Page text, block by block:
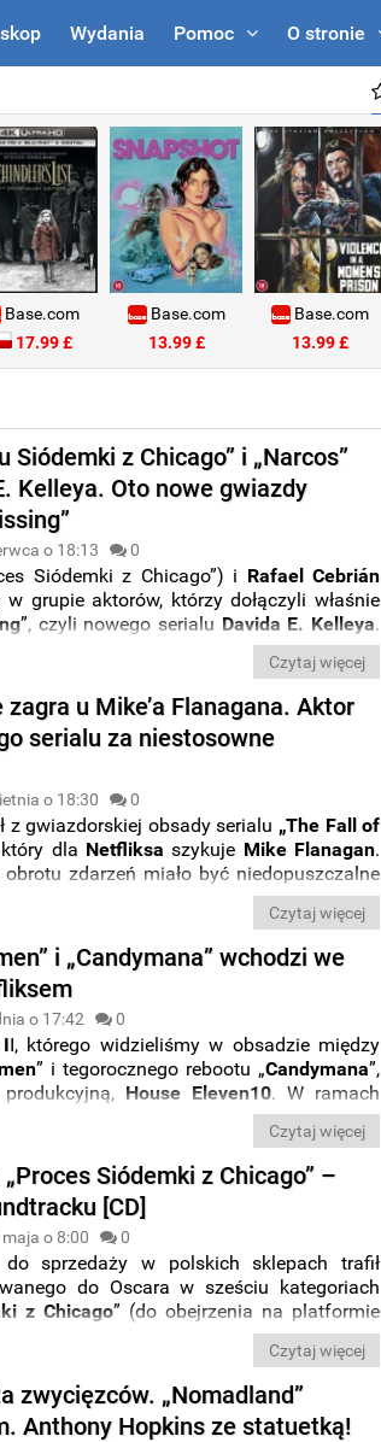
Wydania Pomoc O stronie
Base.com
17.99 £
Base.com
13.99 £
Base.com
13.99 £
Siódemki z Chicago” i „Narcos”
Kelleya. Oto nowe gwiazdy
o 18:13 0
Siódemki z Chicago”) i Rafael Cebrián
w grupie aktorów, którzy dołączyli właśnie
”, czyli nowego serialu Davida E. Kelleya.
produkcji od twórcy hitowych„Wielkich
Czytaj więcej
u Mike’a Flanagana. Aktor
serialu za niestosowne
o 18:30 0
z gwiazdorskiej obsady serialu „The Fall of
który dla Netfliksa szykuje Mike Flanagan.
zdarzeń miało być niedopuszczalne
Czytaj więcej
i „Candymana” wchodzi we
o 17:42 0
I, którego widzieliśmy w obsadzie między
” i tegorocznego rebootu „Candymana”,
House Eleven10. W ramach
oryginalne filmy
Czytaj więcej
Siódemki z Chicago” –
[CD]
o 8:00 0
do sprzedaży w polskich sklepach trafił
do Oscara w sześciu kategoriach
z Chicago” (do obejrzenia na platformie
Universal Music Polska.
CD muzyki, której kompozytorem jest
Czytaj więcej
zwycięzców. „Nomadland”
Anthony Hopkins ze statuetką!